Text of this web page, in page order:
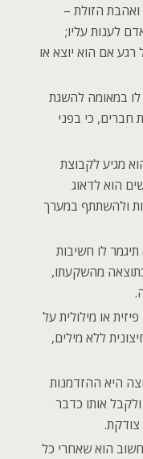
הזולת –
לענות עליו;
אם הוא יוצא או
לו במאומה להשגת
חברים, כי בפני
מגיע לקבוצת
הוא לדאוג
ולהשתתף במערך
לו חשיבות
מהשקעתו,
או מילולית על
ללא מילים,
היא ההזדמנות
אותו כדבר
הוא שאחרי כל